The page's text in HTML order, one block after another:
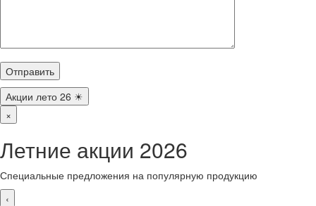
Акции лето 26 ☀
×
Летние акции 2026
Специальные предложения на популярную продукцию
‹